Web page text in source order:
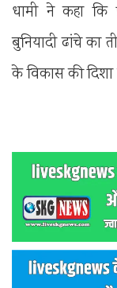
धामी ने कहा कि
बुनियादी ढांचे का
के विकास की